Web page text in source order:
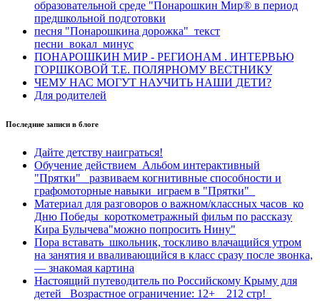
образовательной среде "Понарошкин Мир® в период
предшкольной подготовки
песня "Понарошкина дорожка"_текст
песни_вокал_минус
ПОНАРОШКИН МИР - РЕГИОНАМ . ИНТЕРВЬЮ
ГОРШКОВОЙ Т.Е. ПОЛЯРНОМУ ВЕСТНИКУ
ЧЕМУ НАС МОГУТ НАУЧИТЬ НАШИ ДЕТИ?
Для родителей
Последние записи в блоге
Дайте детству наиграться!
Обучение действием_Альбом интерактивный
"Прятки"_ развиваем когнитивные способности и
графомоторные навыки_играем в "Прятки"_
Материал для разговоров о важном/классных часов_ко
Дню Победы_короткометражный фильм по рассказу
Кира Булычева"можно попросить Нину"
Пора вставать_школьник, тоскливо влачащийся утром
на занятия и вваливающийся в класс сразу после звонка,
— знакомая картина
Настоящий путеводитель по Российскому Крыму для
детей_ Возрастное ограничение: 12+ _ 212 стр!_